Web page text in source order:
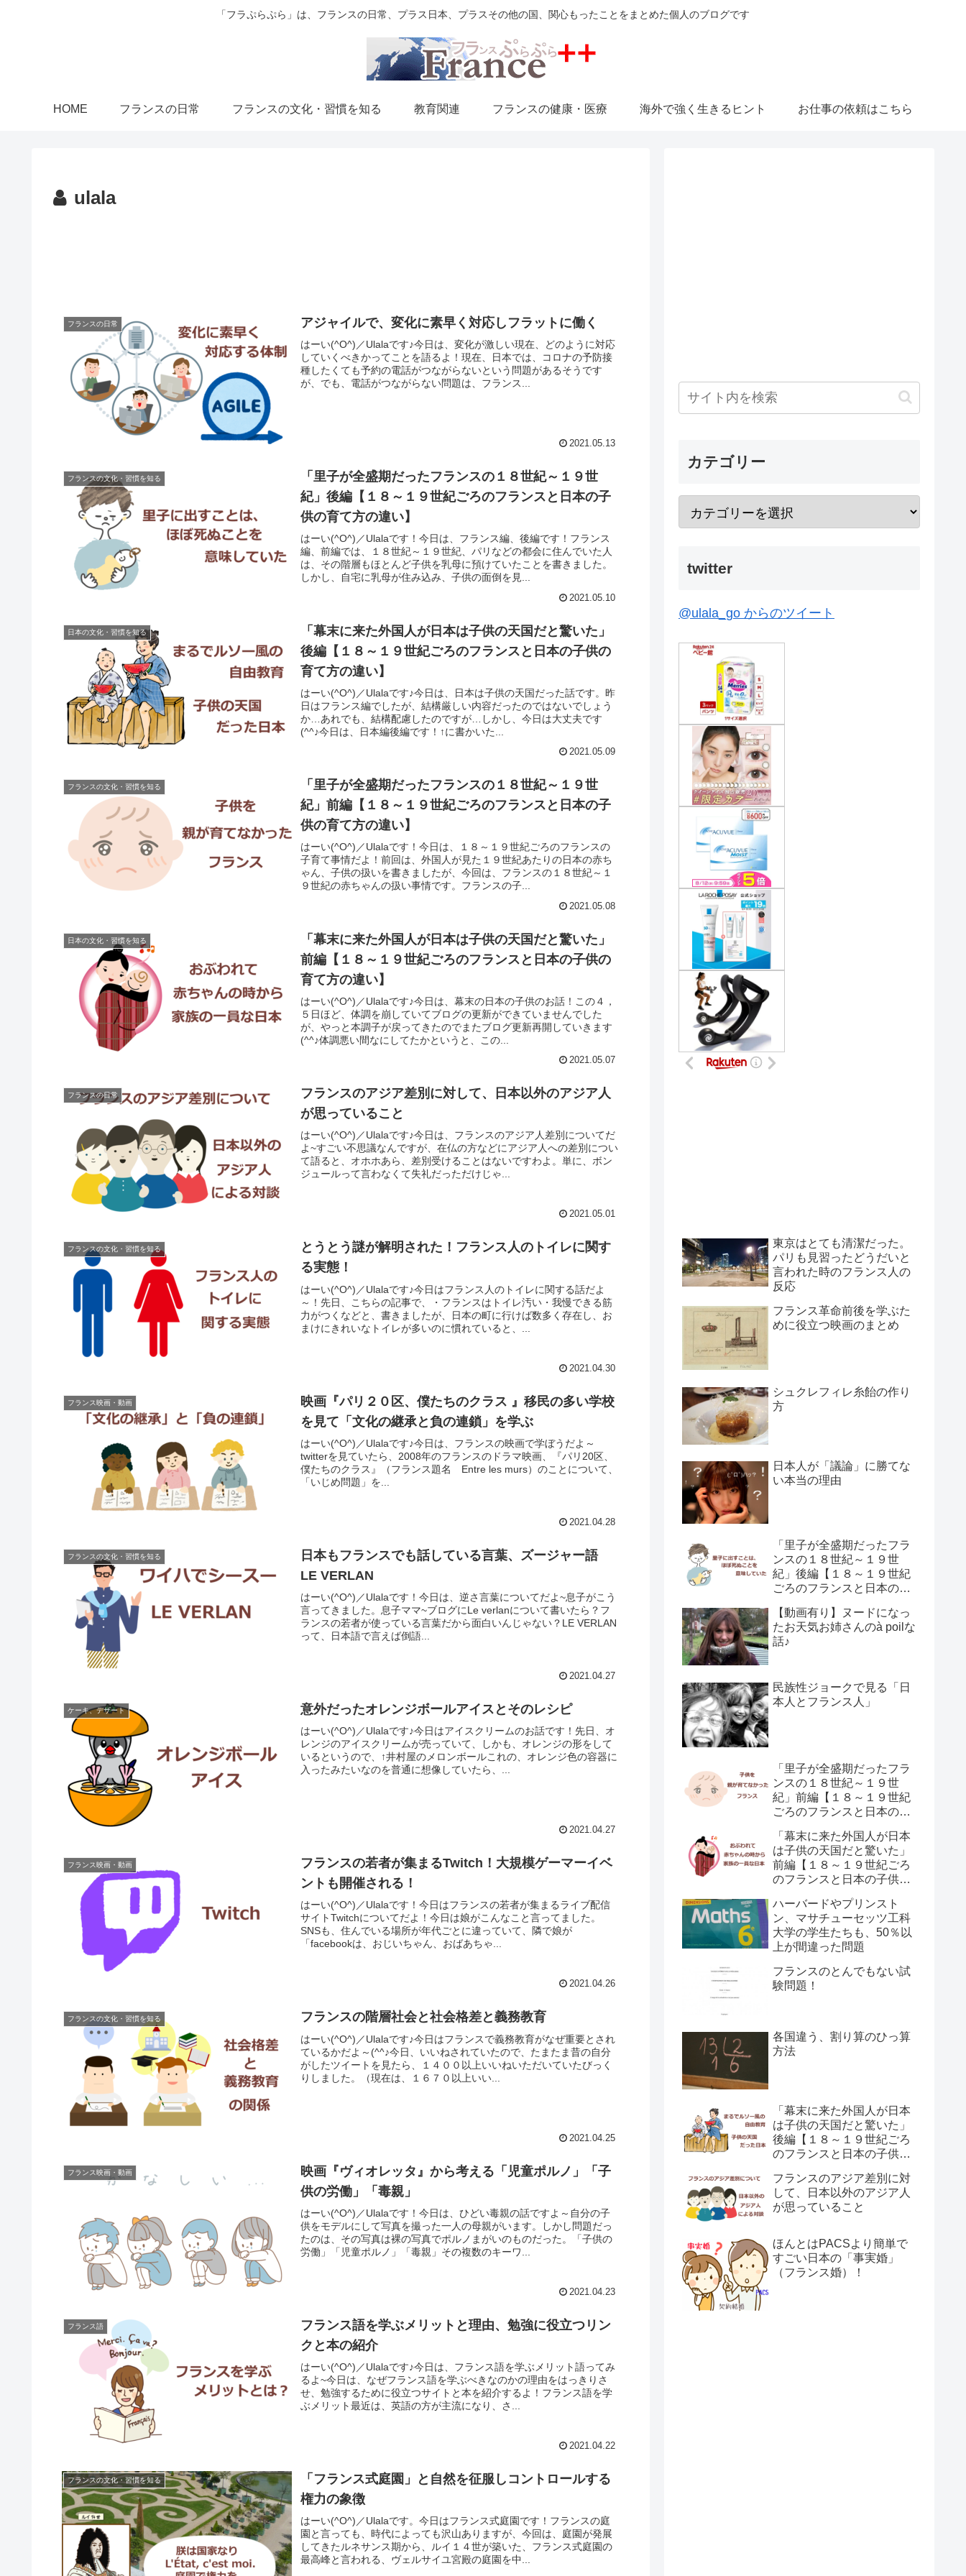
「フラぷらぷら」は、フランスの日常、プラス日本、プラスその他の国、関心もったことをまとめた個人のブログです
HOME フランスの日常 フランスの文化・習慣を知る 教育関連 フランスの健康・医療 海外で強く生きるヒント お仕事の依頼はこちら
ulala
フランスの日常 アジャイルで、変化に素早く対応しフラットに働く
はーい(^O^)／Ulalaです♪今日は、変化が激しい現在、どのように対応
していくべきかってことを語るよ！現在、日本では、コロナの予防接
種したくても予約の電話がつながらないという問題があるそうです
が、でも、電話がつながらない問題は、フランス...
2021.05.13
フランスの文化・習慣を知る
「里子が全盛期だったフランスの１８世紀～１９世
紀」後編【１８～１９世紀ごろのフランスと日本の子
供の育て方の違い】
はーい(^O^)／Ulalaです！今日は、フランス編、後編です！フランス
編、前編では、１８世紀～１９世紀、パリなどの都会に住んでいた人
は、その階層もほとんど子供を乳母に預けていたことを書きました。
しかし、自宅に乳母が住み込み、子供の面倒を見...
2021.05.10
日本の文化・習慣を知る
「幕末に来た外国人が日本は子供の天国だと驚いた」
後編【１８～１９世紀ごろのフランスと日本の子供の
育て方の違い】
はーい(^O^)／Ulalaです♪今日は、日本は子供の天国だった話です。昨
日はフランス編でしたが、結構厳しい内容だったのではないでしょう
か…あれでも、結構配慮したのですが…しかし、今日は大丈夫です
(^^♪今日は、日本編後編です！↑に書かいた...
2021.05.09
フランスの文化・習慣を知る
「里子が全盛期だったフランスの１８世紀～１９世
紀」前編【１８～１９世紀ごろのフランスと日本の子
供の育て方の違い】
はーい(^O^)／Ulalaです！今日は、１８～１９世紀ごろのフランスの
子育て事情だよ！前回は、外国人が見た１９世紀あたりの日本の赤ち
ゃん、子供の扱いを書きましたが、今回は、フランスの１８世紀～１
９世紀の赤ちゃんの扱い事情です。フランスの子...
2021.05.08
日本の文化・習慣を知る
「幕末に来た外国人が日本は子供の天国だと驚いた」
前編【１８～１９世紀ごろのフランスと日本の子供の
育て方の違い】
はーい(^O^)／Ulalaです♪今日は、幕末の日本の子供のお話！この４，
５日ほど、体調を崩していてブログの更新ができていませんでした
が、やっと本調子が戻ってきたのでまたブログ更新再開していきます
(^^♪体調悪い間なにしてたかというと、この...
2021.05.07
フランスの日常
フランスのアジア差別に対して、日本以外のアジア人
が思っていること
はーい(^O^)／Ulalaです♪今日は、フランスのアジア人差別についてだ
よ~すごい不思議なんですが、在仏の方などにアジア人への差別につい
て語ると、オホホあら、差別受けることはないですわよ。単に、ボン
ジュールって言わなくて失礼だっただけじゃ...
2021.05.01
フランスの文化・習慣を知る
とうとう謎が解明された！フランス人のトイレに関す
る実態！
はーい(^O^)／Ulalaです♪今日はフランス人のトイレに関する話だよ
～！先日、こちらの記事で、・フランスはトイレ汚い・我慢できる筋
力がつくなどと、書きましたが、日本の町に行けば数多く存在し、お
まけにきれいなトイレが多いのに慣れていると、...
2021.04.30
フランス映画・動画
映画『パリ２０区、僕たちのクラス 』移民の多い学校
を見て「文化の継承と負の連鎖」を学ぶ
はーい(^O^)／Ulalaです♪今日は、フランスの映画で学ぼうだよ～
twitterを見ていたら、2008年のフランスのドラマ映画、『パリ20区、
僕たちのクラス』（フランス題名 Entre les murs）のことについて、
「いじめ問題」を...
2021.04.28
フランスの文化・習慣を知る
日本もフランスでも話している言葉、ズージャー語
LE VERLAN
はーい(^O^)／Ulalaです！今日は、逆さ言葉についてだよ~息子がこう
言ってきました。息子ママ~ブログにLe verlanについて書いたら？フ
ランスの若者が使っている言葉だから面白いんじゃない？LE VERLAN
って、日本語で言えば倒語...
2021.04.27
ケーキ、デザート 意外だったオレンジボールアイスとそのレシピ
はーい(^O^)／Ulalaです♪今日はアイスクリームのお話です！先日、オ
レンジのアイスクリームが売っていて、しかも、オレンジの形をして
いるというので、↑井村屋のメロンボールこれの、オレンジ色の容器に
入ったみたいなのを普通に想像していたら、...
2021.04.27
フランス映画・動画
フランスの若者が集まるTwitch！大規模ゲーマーイベ
ントも開催される！
はーい(^O^)／Ulalaです！今日はフランスの若者が集まるライブ配信
サイトTwitchについてだよ！今日は娘がこんなこと言ってました。
SNSも、住んでいる場所が年代ごとに違っていて、隣で娘が
「facebookは、おじいちゃん、おばあちゃ...
2021.04.26
フランスの文化・習慣を知る フランスの階層社会と社会格差と義務教育
はーい(^O^)／Ulalaです♪今日はフランスで義務教育がなぜ重要とされ
ているかだよ～(^^♪今日、いいねされていたので、たまたま昔の自分
がしたツイートを見たら、１４００以上いいねいただいていたびっく
りしました。（現在は、１６７０以上いい...
2021.04.25
フランス映画・動画
映画『ヴィオレッタ』から考える「児童ポルノ」「子
供の労働」「毒親」
はーい(^O^)／Ulalaです！今日は、ひどい毒親の話ですよ～自分の子
供をモデルにして写真を撮った一人の母親がいます。しかし問題だっ
たのは、その写真は裸の写真でポルノまがいのものだった。「子供の
労働」「児童ポルノ」「毒親」その複数のキーワ...
2021.04.23
フランス語
フランス語を学ぶメリットと理由、勉強に役立つリン
クと本の紹介
はーい(^O^)／Ulalaです♪今日は、フランス語を学ぶメリット語ってみ
るよ~今日は、なぜフランス語を学ぶべきなのかの理由をはっきりさ
せ、勉強するために役立つサイトと本を紹介するよ！フランス語を学
ぶメリット最近は、英語の方が主流になり、さ...
2021.04.22
フランスの文化・習慣を知る
「フランス式庭園」と自然を征服しコントロールする
権力の象徴
はーい(^O^)／Ulalaです。今日はフランス式庭園です！フランスの庭
園と言っても、時代によっても沢山ありますが、今回は、庭園が発展
してきたルネサンス期から、ルイ１４世が築いた、フランス式庭園の
最高峰と言われる、ヴェルサイユ宮殿の庭園を中...
カテゴリー
twitter
@ulala_go からのツイート
東京はとても清潔だった。
パリも見習ったどうだいと
言われた時のフランス人の
反応
フランス革命前後を学ぶた
めに役立つ映画のまとめ
シュクレフィレ糸飴の作り
方
日本人が「議論」に勝てな
い本当の理由
「里子が全盛期だったフラ
ンスの１８世紀～１９世
紀」後編【１８～１９世紀
ごろのフランスと日本の子
【動画有り】ヌードになっ
たお天気お姉さんのà poilな
話♪
民族性ジョークで見る「日
本人とフランス人」
「里子が全盛期だったフラ
ンスの１８世紀～１９世
紀」前編【１８～１９世紀
ごろのフランスと日本の子
「幕末に来た外国人が日本
は子供の天国だと驚いた」
前編【１８～１９世紀ごろ
のフランスと日本の子供の
ハーバードやプリンスト
ン、マサチューセッツ工科
大学の学生たちも、50％以
上が間違った問題
フランスのとんでもない試
験問題！
各国違う、割り算のひっ算
方法
「幕末に来た外国人が日本
は子供の天国だと驚いた」
後編【１８～１９世紀ごろ
のフランスと日本の子供の
フランスのアジア差別に対
して、日本以外のアジア人
が思っていること
ほんとはPACSより簡単で
すごい日本の「事実婚」
（フランス婚）！